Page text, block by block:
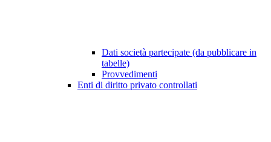
Dati società partecipate (da pubblicare in
tabelle)
Provvedimenti
Enti di diritto privato controllati